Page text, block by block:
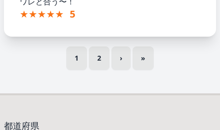
★★★★★ 5
1 2 › »
都道府県